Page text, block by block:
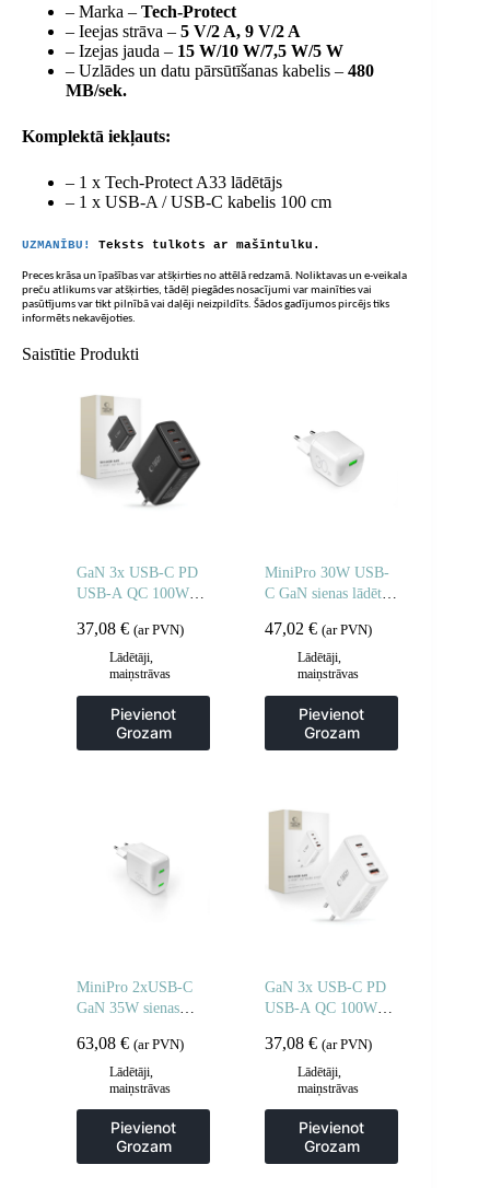
– Marka – Tech-Protect
– Ieejas strāva – 5 V/2 A, 9 V/2 A
– Izejas jauda – 15 W/10 W/7,5 W/5 W
– Uzlādes un datu pārsūtīšanas kabelis – 480
MB/sek.
Komplektā iekļauts:
– 1 x Tech-Protect A33 lādētājs
– 1 x USB-A / USB-C kabelis 100 cm
UZMANĪBU! Teksts tulkots ar mašīntulku.
Preces krāsa un īpašības var atšķirties no attēlā redzamā. Noliktavas un e-veikala
preču atlikums var atšķirties, tādēļ piegādes nosacījumi var mainīties vai
pasūtījums var tikt pilnībā vai daļēji neizpildīts. Šādos gadījumos pircējs tiks
informēts nekavējoties.
Saistītie Produkti
GaN 3x USB-C PD
USB-A QC 100W
melns
37,08 € (ar PVN)
Lādētāji,
maiņstrāvas
Pievienot
Grozam
MiniPro 30W USB-
C GaN sienas lādētājs
47,02€ (ar PVN)
Lādētāji,
maiņstrāvas
Pievienot
Grozam
MiniPro 2xUSB-C
GaN 35W sienas
63,08 € (ar PVN)
Lādētāji,
maiņstrāvas
Pievienot
Grozam
GaN 3x USB-C PD
USB-A QC 100W
37,08€ (ar PVN)
Lādētāji,
maiņstrāvas
Pievienot
Grozam